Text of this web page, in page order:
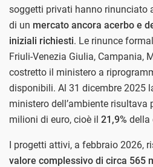
soggetti privati hanno rinunciato
di un mercato ancora acerbo e
iniziali richiesti. Le rinunce
Friuli-Venezia Giulia, Campania,
costretto il ministero a
disponibili. Al 31 dicembre 2025
ministero dell’ambiente risultava
milioni di euro, cioè il 21,9% della
I progetti attivi, a febbraio 2026,
valore complessivo di circa 565